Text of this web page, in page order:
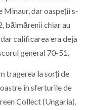
Minaur, dar oaspeții s-
băimărenii chiar au
calificarea era deja
general 70-51.
tragerea la sorți de
în sferturile de
Collect (Ungaria),